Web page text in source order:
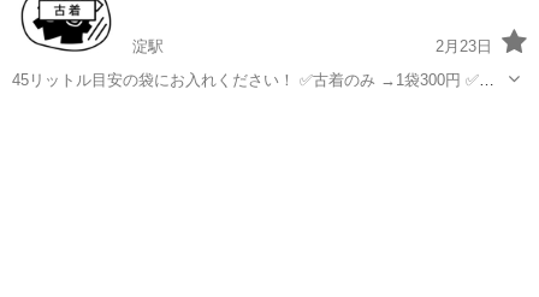
淀駅
2月23日
45リットル目安の袋にお入れください！ ✅古着のみ →1袋300円 ✅バ